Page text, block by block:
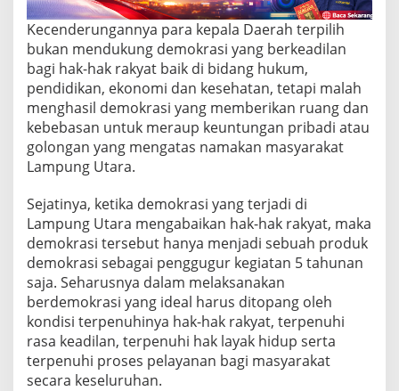
S
e
a
t
i
B
u
k
a
n
e
m
o
k
r
a
s
L
a
p
i
Kecenderungannya para kepala Daerah terpilih
bukan mendukung demokrasi yang berkeadilan
bagi hak-hak rakyat baik di bidang hukum,
pendidikan, ekonomi dan kesehatan, tetapi malah
menghasil demokrasi yang memberikan ruang dan
kebebasan untuk meraup keuntungan pribadi atau
golongan yang mengatas namakan masyarakat
Lampung Utara.
Sejatinya, ketika demokrasi yang terjadi di
Lampung Utara mengabaikan hak-hak rakyat, maka
demokrasi tersebut hanya menjadi sebuah produk
demokrasi sebagai penggugur kegiatan 5 tahunan
saja. Seharusnya dalam melaksanakan
berdemokrasi yang ideal harus ditopang oleh
kondisi terpenuhinya hak-hak rakyat, terpenuhi
rasa keadilan, terpenuhi hak layak hidup serta
terpenuhi proses pelayanan bagi masyarakat
secara keseluruhan.